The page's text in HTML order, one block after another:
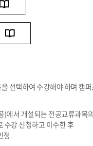
선택하여 수강해야 하며 캠
)에서 개설되는 전공교류과목
수강 신청하고 이수한 후
정